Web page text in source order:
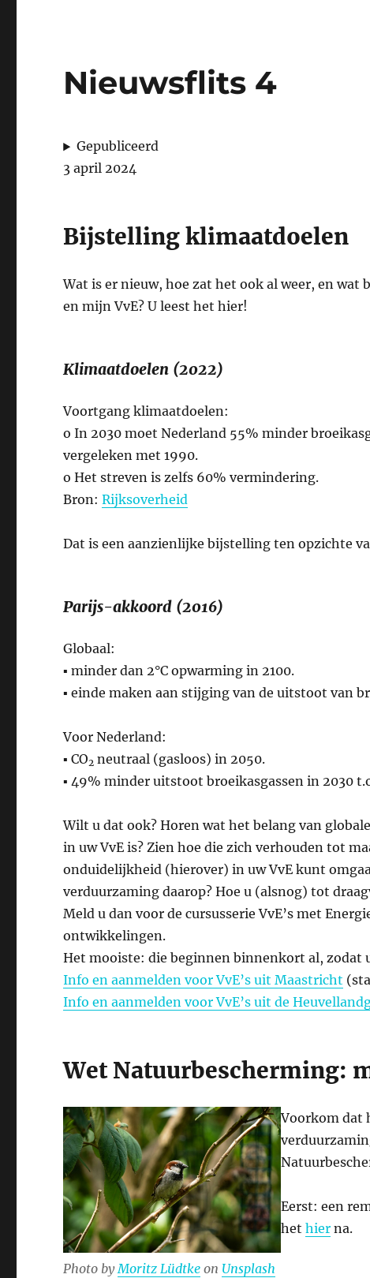
Nieuwsflits 4
Gepubliceerd
3 april 2024
Bijstelling klimaatdoelen
Wat is er nieuw, hoe zat het ook al weer, en wat
en mijn VvE? U leest het hier!
Klimaatdoelen (2022)
Voortgang klimaatdoelen:
o In 2030 moet Nederland 55% minder
vergeleken met 1990.
o Het streven is zelfs 60% vermindering.
Bron:Rijksoverheid
Dat is een aanzienlijke bijstelling ten opzichte
Parijs-akkoord (2016)
Globaal:
▪ minder dan 2°C opwarming in 2100.
▪ einde maken aan stijging van de uitstoot van
Voor Nederland:
▪ CO2 neutraal (gasloos) in 2050.
▪ 49% minder uitstoot broeikasgassen in 2030
Wilt u dat ook? Horen wat het belang van
in uw VvE is? Zien hoe die zich verhouden tot
onduidelijkheid (hierover) in uw VvE kunt
verduurzaming daarop? Hoe u (alsnog) tot
Meld u dan voor de cursusserie VvE’s met
ontwikkelingen.
Het mooiste: die beginnen binnenkort al, zodat
Info en aanmelden voor VvE’s uit Maastricht
Info en aanmelden voor VvE’s uit de
Wet Natuurbescherming:
Photo byMoritz Lüdtke on Unsplash
Voorkom dat
Eerst: een
hethier na.